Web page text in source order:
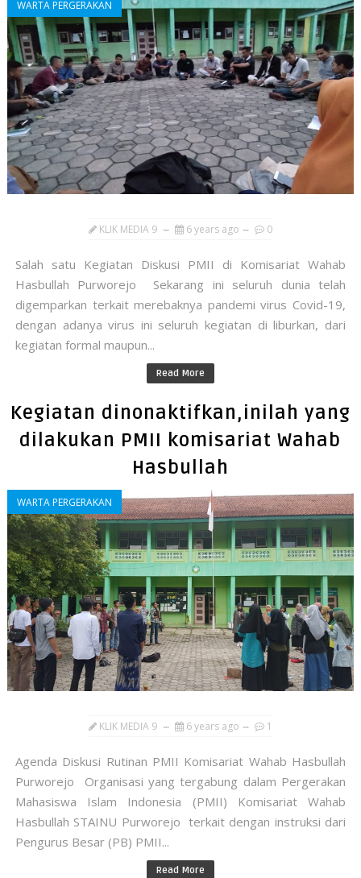
WARTA PERGERAKAN
KLIK MEDIA 9 6 years ago 0
Salah satu Kegiatan Diskusi PMII di Komisariat Wahab
Hasbullah Purworejo Sekarang ini seluruh dunia telah
digemparkan terkait merebaknya pandemi virus Covid-19,
dengan adanya virus ini seluruh kegiatan di liburkan, dari
kegiatan formal maupun...
Read More
Kegiatan dinonaktifkan,inilah yang
dilakukan PMII komisariat Wahab
Hasbullah
WARTA PERGERAKAN
KLIK MEDIA 9 6 years ago 1
Agenda Diskusi Rutinan PMII Komisariat Wahab Hasbullah
Purworejo Organisasi yang tergabung dalam Pergerakan
Mahasiswa Islam Indonesia (PMII) Komisariat Wahab
Hasbullah STAINU Purworejo terkait dengan instruksi dari
Pengurus Besar (PB) PMII...
Read More